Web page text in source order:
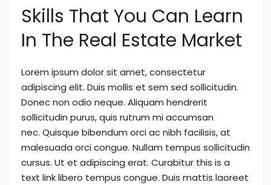
Skills That You Can Learn
In The Real Estate Market
Lorem ipsum dolor sit amet, consectetur
adipiscing elit. Duis mollis et sem sed sollicitudin.
Donec non odio neque. Aliquam hendrerit
sollicitudin purus, quis rutrum mi accumsan
nec. Quisque bibendum orci ac nibh facilisis, at
malesuada orci congue. Nullam tempus sollicitudin
cursus. Ut et adipiscing erat. Curabitur this is a
text link libero tempus congue. Duis mattis laoreet